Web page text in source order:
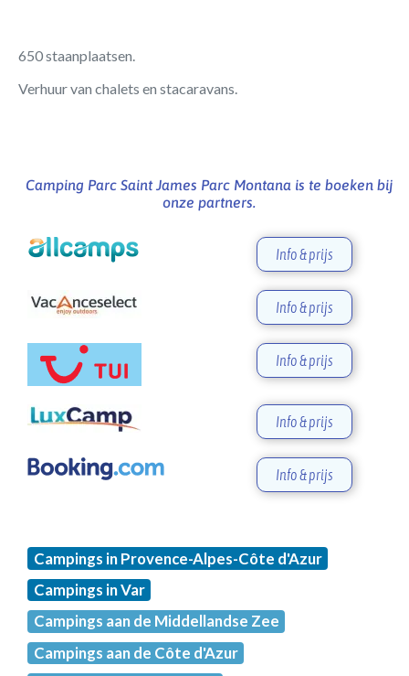
650 staanplaatsen.
Verhuur van chalets en stacaravans.
Camping Parc Saint James Parc Montana is te boeken bij
onze partners.
Info & prijs
Info & prijs
Info & prijs
Info & prijs
Info & prijs
Campings in Provence-Alpes-Côte d'Azur
Campings in Var
Campings aan de Middellandse Zee
Campings aan de Côte d'Azur